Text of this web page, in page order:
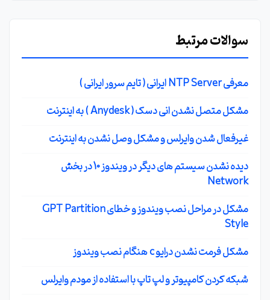
سوالات مرتبط
معرفی NTP Server ایرانی ( تایم سرور ایرانی )
مشکل متصل نشدن انی دسک ( Anydesk ) به اینترنت
غیرفعال شدن وایرلس و مشکل وصل نشدن به اینترنت
دیده نشدن سیستم های دیگر در ویندوز 10 در بخش
Network
مشکل در مراحل نصب ویندوز و خطای GPT Partition
Style
مشکل فرمت نشدن درایو c هنگام نصب ویندوز
شبکه کردن کامپیوتر و لپ تاپ با استفاده از مودم وایرلس